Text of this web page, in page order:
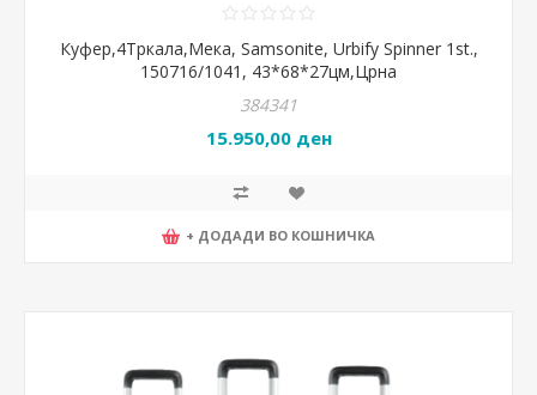
Куфер,4Тркала,Мека, Samsonite, Urbify Spinner 1st.,
150716/1041, 43*68*27цм,Црна
384341
15.950,00 ден
+ ДОДАДИ ВО КОШНИЧКА